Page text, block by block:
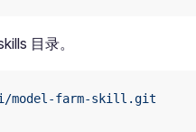
目录。
model-farm-skill.git